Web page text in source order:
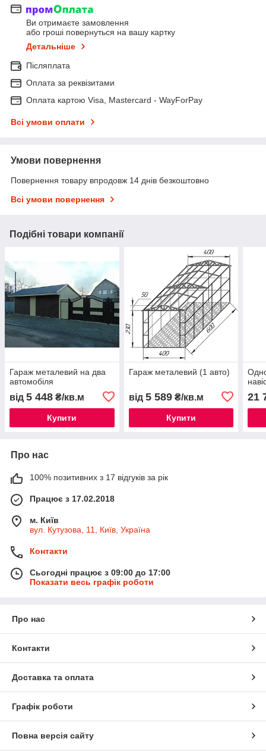
Ви отримаєте замовлення
або гроші повернуться на вашу картку
Детальніше
Післяплата
Оплата за реквізитами
Оплата картою Visa, Mastercard - WayForPay
Всі умови оплати
Умови повернення
Повернення товару впродовж 14 днів безкоштовно
Всі умови повернення
Подібні товари компанії
Гараж металевий на два
автомобіля
від 5 448 ₴/кв.м
Купити
Гараж металевий (1 авто)
від 5 589₴/кв.м
Купити
21
Про нас
100% позитивних з 17 відгуків за рік
Працює з 17.02.2018
м. Київ
вул. Кутузова, 11, Київ, Україна
Контакти
Сьогодні працює з 09:00 до 17:00
Показати весь графік роботи
Про нас
Контакти
Доставка та оплата
Графік роботи
Повна версія сайту